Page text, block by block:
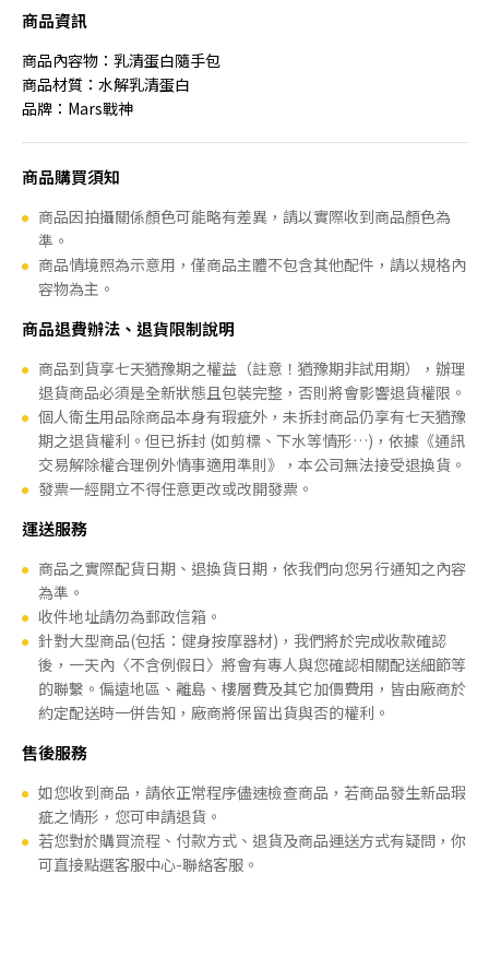
商品資訊
商品內容物：乳清蛋白隨手包
商品材質：水解乳清蛋白
品牌：Mars戰神
商品購買須知
商品因拍攝關係顏色可能略有差異，請以實際收到商品顏色為
準。
商品情境照為示意用，僅商品主體不包含其他配件，請以規格內
容物為主。
商品退費辦法、退貨限制說明
商品到貨享七天猶豫期之權益（註意！猶豫期非試用期），辦理
退貨商品必須是全新狀態且包裝完整，否則將會影響退貨權限。
個人衛生用品除商品本身有瑕疵外，未拆封商品仍享有七天猶豫
期之退貨權利。但已拆封 (如剪標、下水等情形…)，依據《通訊
交易解除權合理例外情事適用準則》，本公司無法接受退換貨。
發票一經開立不得任意更改或改開發票。
運送服務
商品之實際配貨日期、退換貨日期，依我們向您另行通知之內容
為準。
收件地址請勿為郵政信箱。
針對大型商品(包括：健身按摩器材)，我們將於完成收款確認
後，一天內〈不含例假日〉將會有專人與您確認相關配送細節等
的聯繫。偏遠地區、離島、樓層費及其它加價費用，皆由廠商於
約定配送時一併告知，廠商將保留出貨與否的權利。
售後服務
如您收到商品，請依正常程序儘速檢查商品，若商品發生新品瑕
疵之情形，您可申請退貨。
若您對於購買流程、付款方式、退貨及商品運送方式有疑問，你
可直接點選客服中心-聯絡客服。